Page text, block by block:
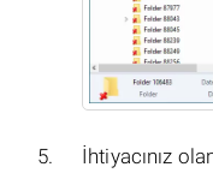
İhtiyacınız